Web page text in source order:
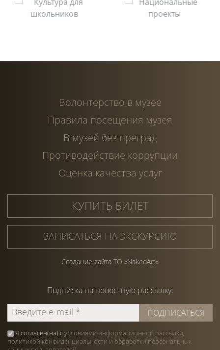
Волонтерство в музее
Правила посещения музея
В музей без преград
Противодействие коррупции
Оценка качества услуг
КУПИТЬ БИЛЕТ
ЗАПИСАТЬСЯ НА ЭКСКУРСИЮ
Создание сайта ТО «NakedArt»
Подписка на новостную рассылку:
Я согласен(на) сусловиями информационной рассылки,
политикой конфиденциальности и обработки персональных